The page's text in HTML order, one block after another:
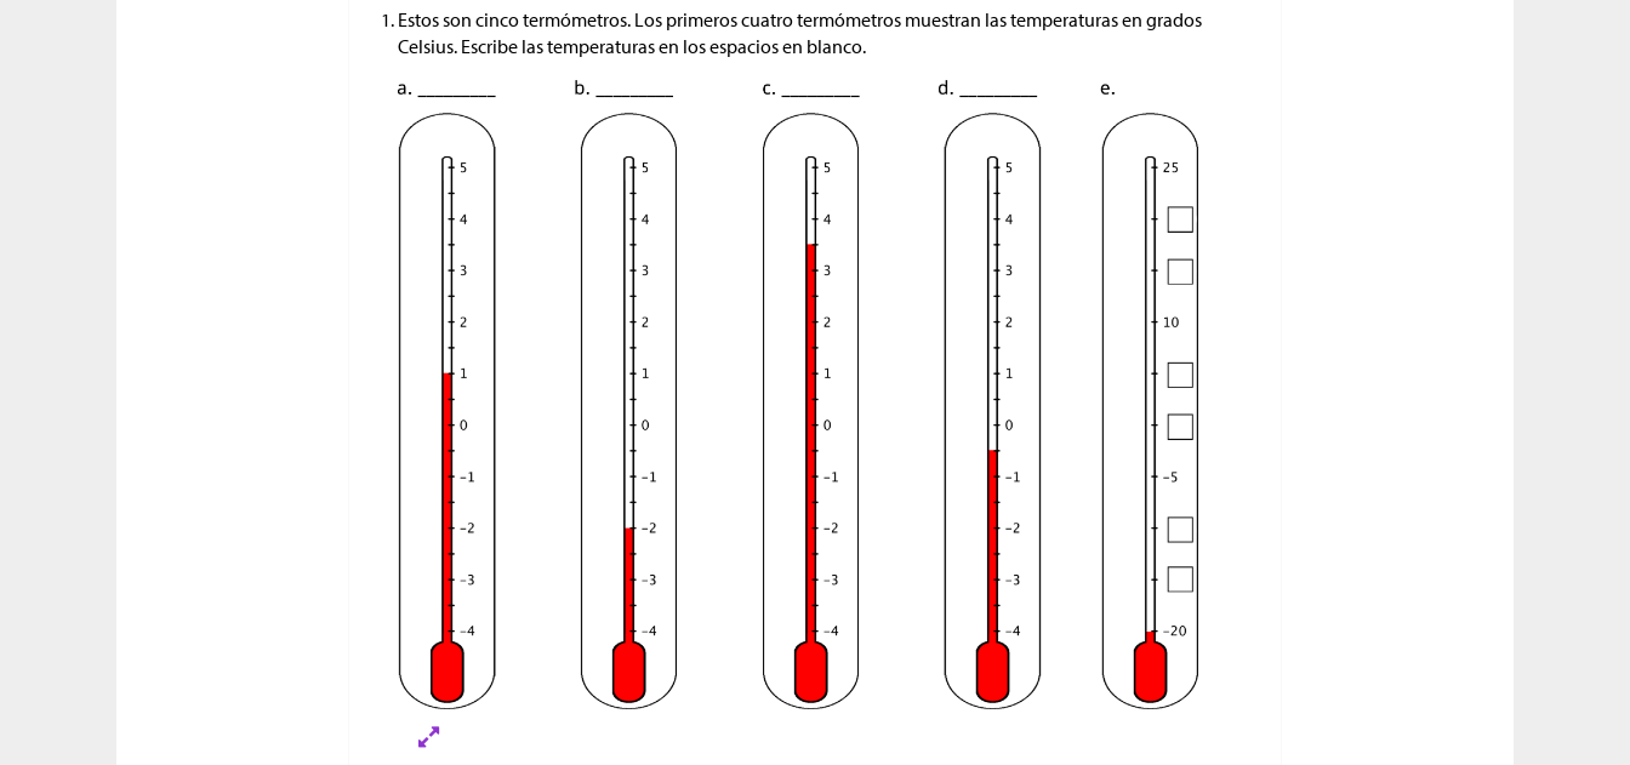
Estos son cinco termómetros. Los primeros cuatro termómetros muestran las temperaturas en grados
Celsius. Escribe las temperaturas en los espacios en blanco.